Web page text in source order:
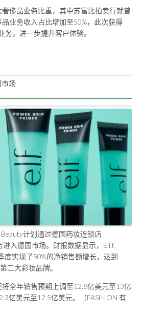
侈品业务比重，其中苏富比拍卖行就曾
业务收入占比增加至50%，此次获得
，进一步提升客户体验。
市场
计划通过德国药妆连锁店
入德国市场。财报数据显示，E.l.f.
度实现了50%的净销售额增长，达到
二大彩妆品牌。
全年销售预期上调至12.8亿美元至13亿
亿美元至12.5亿美元。（FASHION 有